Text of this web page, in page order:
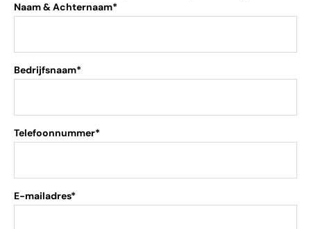
Naam & Achternaam*
Bedrijfsnaam*
Telefoonnummer*
E-mailadres*